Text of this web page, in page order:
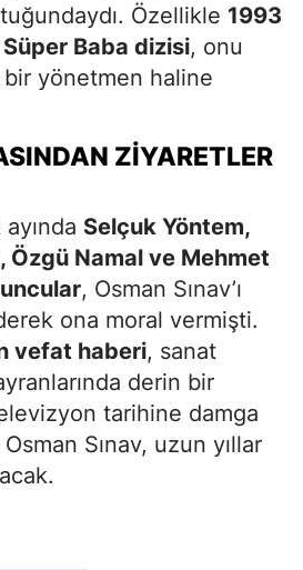
Özellikle 1993
Baba dizisi, onu
bir yönetmen haline
ZIYARETLER
Selçuk Yöntem,
Özgü Namal ve Mehmet
, Osman Sınav’ı
ona moral vermişti.
vefat haberi, sanat
derin bir
tarihine damga
Sınav, uzun yıllar